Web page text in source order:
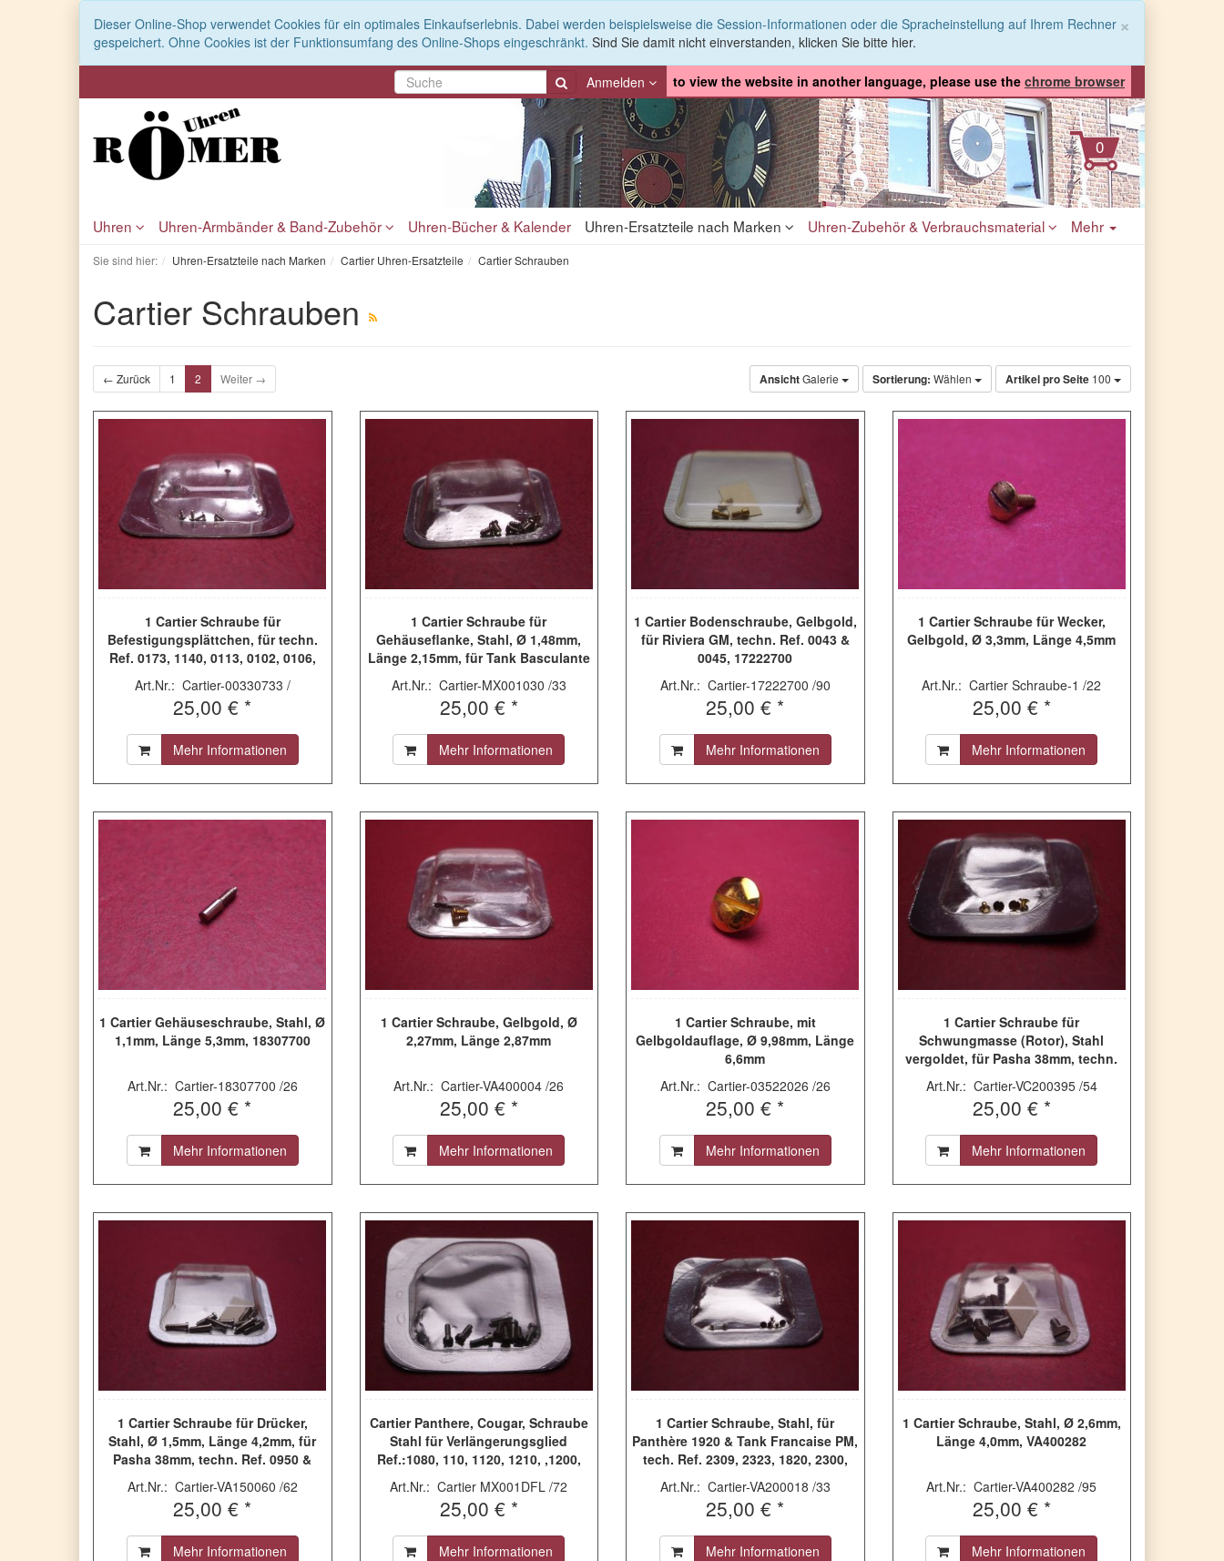
×
Dieser Online-Shop verwendet Cookies für ein optimales Einkaufserlebnis. Dabei werden beispielsweise die Session-Informationen oder die Spracheinstellung auf Ihrem Rechner
gespeichert. Ohne Cookies ist der Funktionsumfang des Online-Shops eingeschränkt. Sind Sie damit nicht einverstanden, klicken Sie bitte hier.
to view the website in another language, please use the chrome browser
Anmelden
Uhren Uhren-Armbänder & Band-Zubehör Uhren-Bücher & Kalender Uhren-Ersatzteile nach Marken Uhren-Zubehör & Verbrauchsmaterial Mehr
Sie sind hier: Uhren-Ersatzteile nach Marken Cartier Uhren-Ersatzteile Cartier Schrauben
Cartier Schrauben
← Zurück 1 2 Weiter → AnsichtGalerie Sortierung: Wählen Artikel pro Seite 100
1 Cartier Schraube für
Befestigungsplättchen, für techn.
Ref. 0173, 1140, 0113, 0102, 0106,
0107, 0104, 0115, 1272, 0171, 0156,
0174, 0172, 0157, 1274, 1275, 0100,
0121 & 1273, 00330733
Art.Nr.: Cartier-00330733 /
25,00 € *
Mehr Informationen
1 Cartier Schraube für
Gehäuseflanke, Stahl, Ø 1,48mm,
Länge 2,15mm, für Tank Basculante
XL, techn. Ref. 2522, MX001030
Art.Nr.: Cartier-MX001030 /33
25,00 € *
Mehr Informationen
1 Cartier Bodenschraube, Gelbgold,
für Riviera GM, techn. Ref. 0043 &
0045, 17222700
Art.Nr.: Cartier-17222700 /90
25,00 € *
Mehr Informationen
1 Cartier Schraube für Wecker,
Gelbgold, Ø 3,3mm, Länge 4,5mm
Art.Nr.: Cartier Schraube-1 /22
25,00 € *
Mehr Informationen
1 Cartier Gehäuseschraube, Stahl, Ø
1,1mm, Länge 5,3mm, 18307700
Art.Nr.: Cartier-18307700 /26
25,00 € *
Mehr Informationen
1 Cartier Schraube, Gelbgold, Ø
2,27mm, Länge 2,87mm
Art.Nr.: Cartier-VA400004 /26
25,00 € *
Mehr Informationen
1 Cartier Schraube, mit
Gelbgoldauflage, Ø 9,98mm, Länge
6,6mm
Art.Nr.: Cartier-03522026 /26
25,00 € *
Mehr Informationen
1 Cartier Schraube für
Schwungmasse (Rotor), Stahl
vergoldet, für Pasha 38mm, techn.
Ref. 2110, 2111 & 2374, VC200395
Art.Nr.: Cartier-VC200395 /54
25,00 € *
Mehr Informationen
1 Cartier Schraube für Drücker,
Stahl, Ø 1,5mm, Länge 4,2mm, für
Pasha 38mm, techn. Ref. 0950 &
0955, VA150060
Art.Nr.: Cartier-VA150060 /62
25,00 € *
Mehr Informationen
Cartier Panthere, Cougar, Schraube
Stahl für Verlängerungsglied
Ref.:1080, 110, 1120, 1210, ,1200,
1210, 1285, 1300, 1320
Art.Nr.: Cartier MX001DFL /72
25,00 € *
Mehr Informationen
1 Cartier Schraube, Stahl, für
Panthère 1920 & Tank Francaise PM,
tech. Ref. 2309, 2323, 1820, 2300,
2364, 2365, 2445 & 2433, VA200018
Art.Nr.: Cartier-VA200018 /33
25,00 € *
Mehr Informationen
1 Cartier Schraube, Stahl, Ø 2,6mm,
Länge 4,0mm, VA400282
Art.Nr.: Cartier-VA400282 /95
25,00 € *
Mehr Informationen